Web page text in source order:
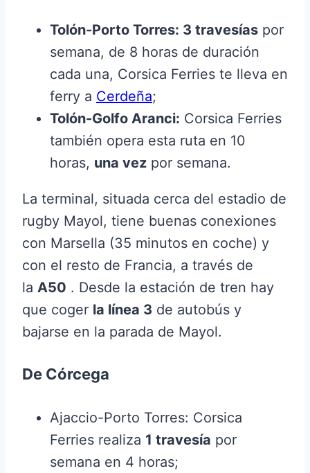
Tolón-Porto Torres: 3 travesías por
semana, de 8 horas de duración
cada una, Corsica Ferries te lleva en
ferry a Cerdeña;
Tolón-Golfo Aranci: Corsica Ferries
también opera esta ruta en 10
horas, una vez por semana.
La terminal, situada cerca del estadio de
rugby Mayol, tiene buenas conexiones
con Marsella (35 minutos en coche) y
con el resto de Francia, a través de
la A50 . Desde la estación de tren hay
que coger la línea 3 de autobús y
bajarse en la parada de Mayol.
De Córcega
Ajaccio-Porto Torres: Corsica
Ferries realiza 1 travesía por
semana en 4 horas;